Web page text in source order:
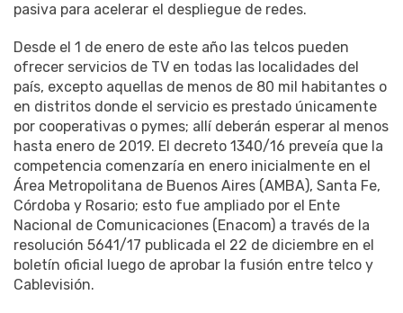
pasiva para acelerar el despliegue de redes.
Desde el 1 de enero de este año las telcos pueden
ofrecer servicios de TV en todas las localidades del
país, excepto aquellas de menos de 80 mil habitantes o
en distritos donde el servicio es prestado únicamente
por cooperativas o pymes; allí deberán esperar al menos
hasta enero de 2019. El decreto 1340/16 preveía que la
competencia comenzaría en enero inicialmente en el
Área Metropolitana de Buenos Aires (AMBA), Santa Fe,
Córdoba y Rosario; esto fue ampliado por el Ente
Nacional de Comunicaciones (Enacom) a través de la
resolución 5641/17 publicada el 22 de diciembre en el
boletín oficial luego de aprobar la fusión entre telco y
Cablevisión.